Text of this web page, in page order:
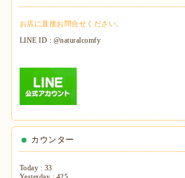
お店に直接お問合せください。
LINE ID : @naturalcomfy
カウンター
Today : 33